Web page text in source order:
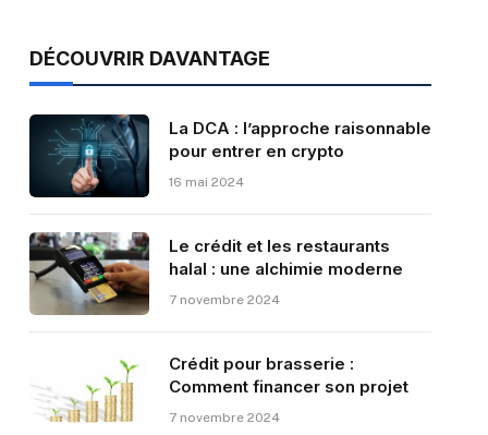
DÉCOUVRIR DAVANTAGE
La DCA : l’approche raisonnable
pour entrer en crypto
16 mai 2024
Le crédit et les restaurants
halal : une alchimie moderne
7 novembre 2024
Crédit pour brasserie :
Comment financer son projet
7 novembre 2024